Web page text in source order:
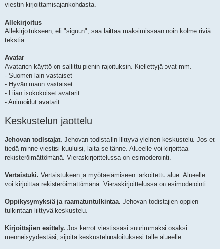
viestin kirjoittamisajankohdasta.
Allekirjoitus
Allekirjoitukseen, eli "siguun", saa laittaa maksimissaan noin kolme riviä
tekstiä.
Avatar
Avatarien käyttö on sallittu pienin rajoituksin. Kiellettyjä ovat mm.
- Suomen lain vastaiset
- Hyvän maun vastaiset
- Liian isokokoiset avatarit
- Animoidut avatarit
Keskustelun jaottelu
Jehovan todistajat. Jehovan todistajiin liittyvä yleinen keskustelu. Jos et
tiedä minne viestisi kuuluisi, laita se tänne. Alueelle voi kirjoittaa
rekisteröimättömänä. Vieraskirjoittelussa on esimoderointi.
Vertaistuki. Vertaistukeen ja myötäelämiseen tarkoitettu alue. Alueelle
voi kirjoittaa rekisteröimättömänä. Vieraskirjoittelussa on esimoderointi.
Oppikysymyksiä ja raamatuntulkintaa. Jehovan todistajien oppien
tulkintaan liittyvä keskustelu.
Kirjoittajien esittely. Jos kerrot viestissäsi suurimmaksi osaksi
menneisyydestäsi, sijoita keskustelunaloituksesi tälle alueelle.